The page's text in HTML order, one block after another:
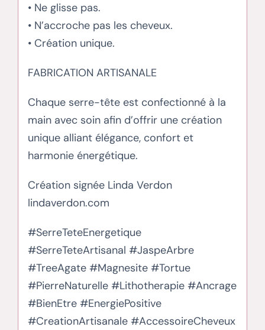
• Ne glisse pas.
• N’accroche pas les cheveux.
• Création unique.
FABRICATION ARTISANALE
Chaque serre-tête est confectionné à la
main avec soin afin d’offrir une création
unique alliant élégance, confort et
harmonie énergétique.
Création signée Linda Verdon
lindaverdon.com
#SerreTeteEnergetique
#SerreTeteArtisanal #JaspeArbre
#TreeAgate #Magnesite #Tortue
#PierreNaturelle #Lithotherapie #Ancrage
#BienEtre #EnergiePositive
#CreationArtisanale #AccessoireCheveux